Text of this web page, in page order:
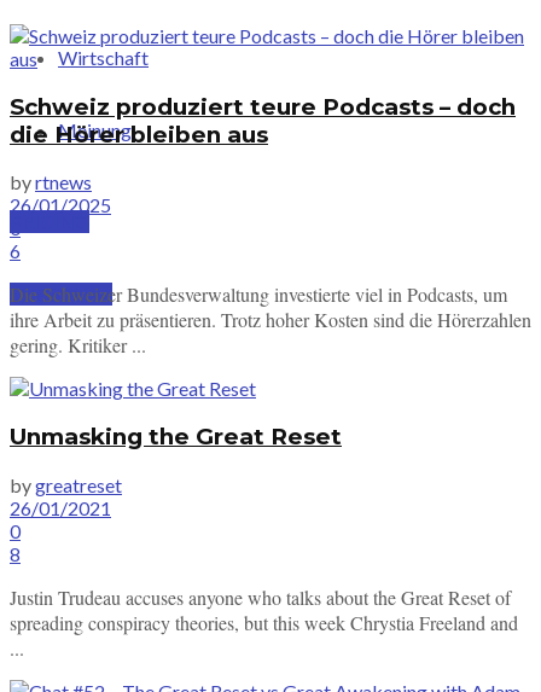
Wirtschaft
Meinung
SUBSCRIBE
Schweiz produziert teure Podcasts – doch
die Hörer bleiben aus
byrtnews
26/01/2025
0
6
Die Schweizer Bundesverwaltung investierte viel in Podcasts, um
ihre Arbeit zu präsentieren. Trotz hoher Kosten sind die Hörerzahlen
gering. Kritiker ...
Unmasking the Great Reset
bygreatreset
26/01/2021
0
8
Justin Trudeau accuses anyone who talks about the Great Reset of
spreading conspiracy theories, but this week Chrystia Freeland and
...